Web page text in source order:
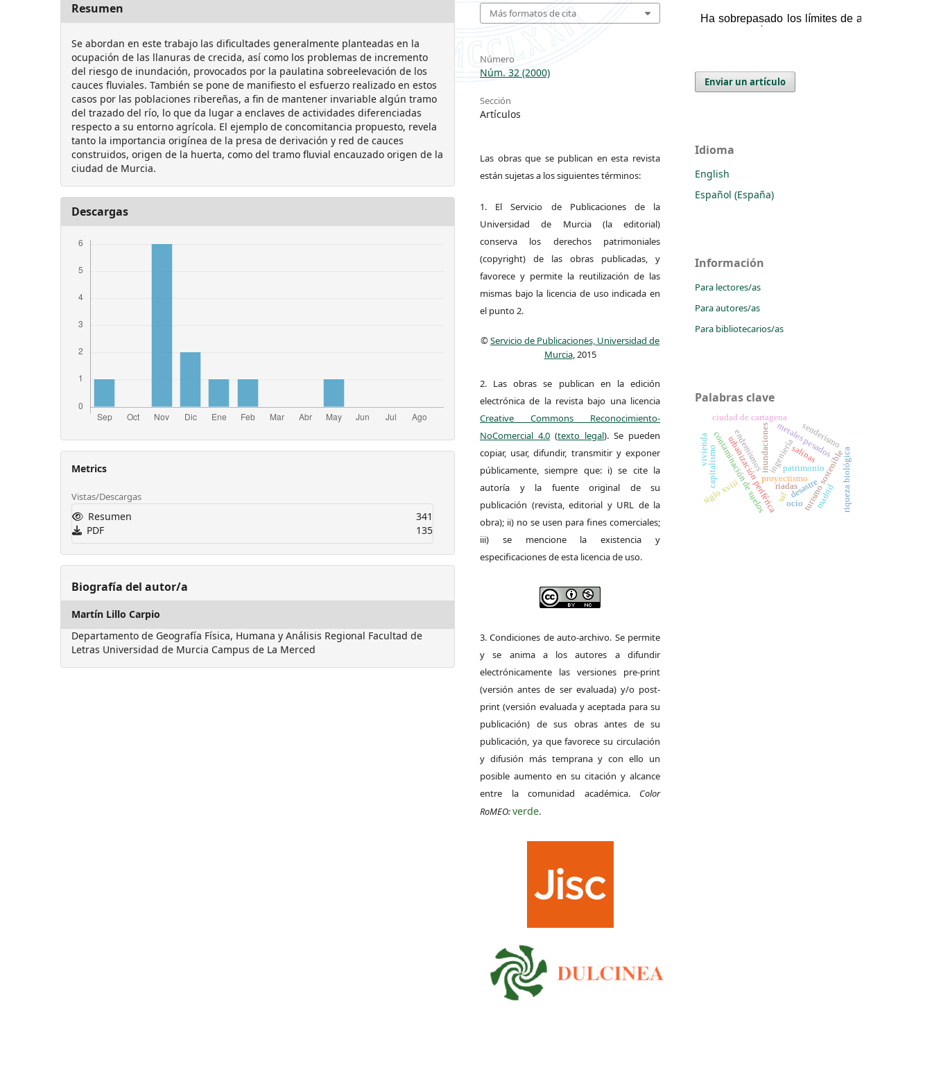
Resumen
Se abordan en este trabajo las dificultades generalmente planteadas en la
ocupación de las llanuras de crecida, así como los problemas de incremento
del riesgo de inundación, provocados por la paulatina sobreelevación de los
cauces fluviales. También se pone de manifiesto el esfuerzo realizado en estos
casos por las poblaciones ribereñas, a fin de mantener invariable algún tramo
del trazado del río, lo que da lugar a enclaves de actividades diferenciadas
respecto a su entorno agrícola. El ejemplo de concomitancia propuesto, revela
tanto la importancia origínea de la presa de derivación y red de cauces
construidos, origen de la huerta, como del tramo fluvial encauzado origen de la
ciudad de Murcia.
Descargas
Metrics
Vistas/Descargas
Resumen
341
PDF
135
Biografía del autor/a
Martín Lillo Carpio
Departamento de Geografía Física, Humana y Análisis Regional Facultad de
Letras Universidad de Murcia Campus de La Merced
Más formatos de cita
Número
Núm. 32 (2000)
Sección
Artículos
Las obras que se publican en esta revista
están sujetas a los siguientes términos:
1. El Servicio de Publicaciones de la
Universidad de Murcia (la editorial)
conserva los derechos patrimoniales
(copyright) de las obras publicadas, y
favorece y permite la reutilización de las
mismas bajo la licencia de uso indicada en
el punto 2.
©Servicio de Publicaciones, Universidad de
Murcia, 2015
2. Las obras se publican en la edición
electrónica de la revista bajo una licencia
Creative Commons Reconocimiento-
NoComercial 4.0 (texto legal). Se pueden
copiar, usar, difundir, transmitir y exponer
públicamente, siempre que: i) se cite la
autoría y la fuente original de su
publicación (revista, editorial y URL de la
obra); ii) no se usen para fines comerciales;
iii) se mencione la existencia y
especificaciones de esta licencia de uso.
3. Condiciones de auto-archivo. Se permite
y se anima a los autores a difundir
electrónicamente las versiones pre-print
(versión antes de ser evaluada) y/o post-
print (versión evaluada y aceptada para su
publicación) de sus obras antes de su
publicación, ya que favorece su circulación
y difusión más temprana y con ello un
posible aumento en su citación y alcance
entre la comunidad académica. Color
RoMEO:verde.
Enviar un artículo
Idioma
English
Español (España)
Información
Para lectores/as
Para autores/as
Para bibliotecarios/as
Palabras clave
urbanización periférica patrimonioturismo sostenible
contaminación de suelos metales pesados
ciudad de cartagena
ingeniería
proyectismo
desastre
inundaciones
riadas
siglo xviii
senderismo
endemismos
capitalismo
madrid riqueza biológica
vivienda
ocio
salinas
sal